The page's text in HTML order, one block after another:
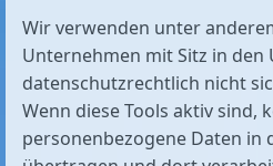
Wir verwenden unter
Unternehmen mit Sitz in den
datenschutzrechtlich nicht
Wenn diese Tools aktiv sind,
personenbezogene Daten in